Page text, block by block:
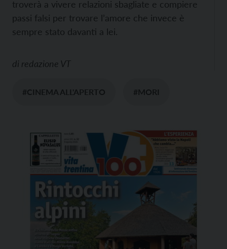
troverà a vivere relazioni sbagliate e compiere
passi falsi per trovare l’amore che invece è
sempre stato davanti a lei.
di redazione VT
#CINEMA ALL'APERTO #MORI